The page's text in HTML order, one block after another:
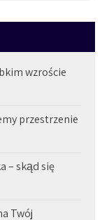
wzroście
przestrzenie
– skąd się
Twój